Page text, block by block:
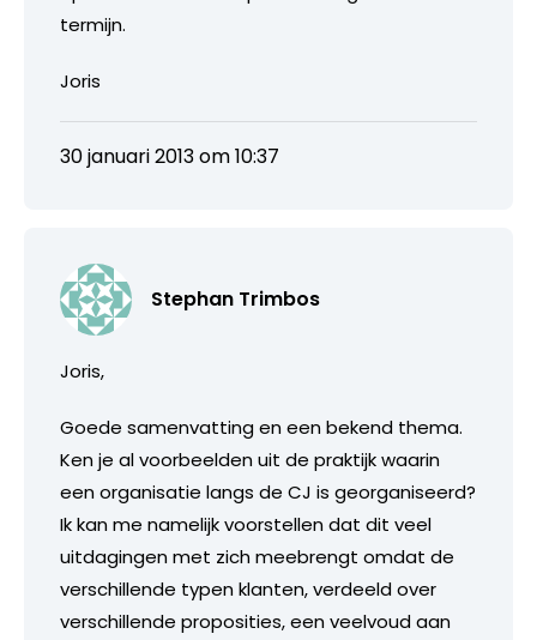
termijn.
Joris
30 januari 2013 om 10:37
Stephan Trimbos
Joris,
Goede samenvatting en een bekend thema.
Ken je al voorbeelden uit de praktijk waarin
een organisatie langs de CJ is georganiseerd?
Ik kan me namelijk voorstellen dat dit veel
uitdagingen met zich meebrengt omdat de
verschillende typen klanten, verdeeld over
verschillende proposities, een veelvoud aan